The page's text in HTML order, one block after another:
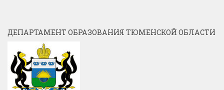
ДЕПАРТАМЕНТ ОБРАЗОВАНИЯ ТЮМЕНСКОЙ ОБЛАСТИ